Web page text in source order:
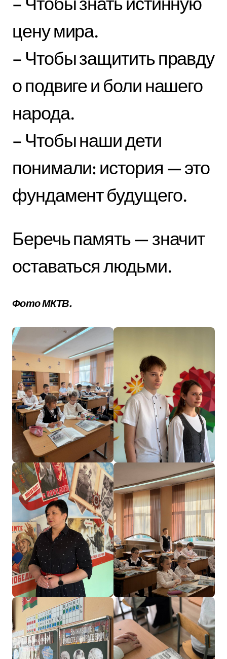
цену мира.
– Чтобы защитить правду
о подвиге и боли нашего
народа.
– Чтобы наши дети
понимали: история — это
фундамент будущего.
Беречь память — значит
оставаться людьми.
Фото МКТВ.